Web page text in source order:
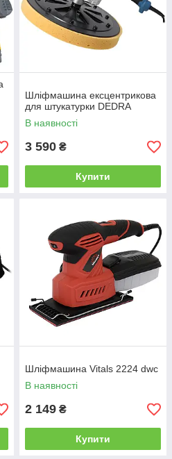
Шліфмашина ексцентрикова
для штукатурки DEDRA
В наявності
3 590 ₴
Купити
Шліфмашина Vitals 2224 dwc
В наявності
2 149 ₴
Купити